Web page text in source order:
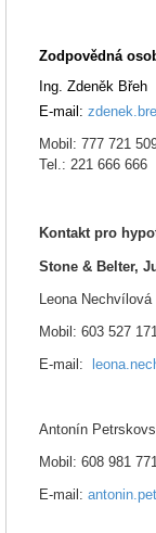
Zodpovědná
Ing. Zdeněk Břeh
E-mail:
Mobil: 777 721
Tel.: 221 666 666
Kontakt pro
Stone & Belter,
Leona
Mobil:
E-mail:
Antonín
Mobil: 608 981 771
E-mail: